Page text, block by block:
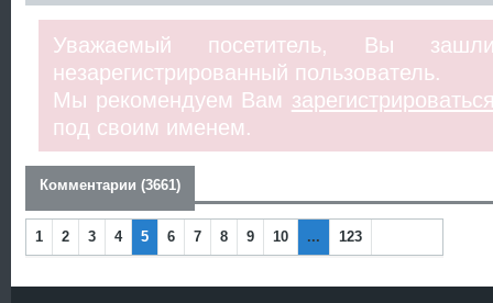
Уважаемый посетитель, Вы
незарегистрированный пользователь.
Мы рекомендуем Вам
под своим именем.
Комментарии (3661)
1 2 3 4 5 6 7 8 9 10 ...
123